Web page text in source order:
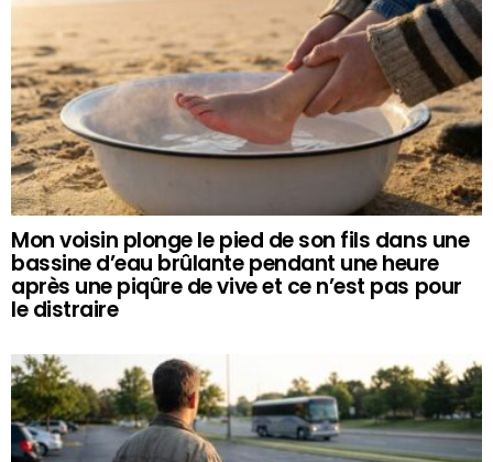
Mon voisin plonge le pied de son fils dans une
bassine d’eau brûlante pendant une heure
après une piqûre de vive et ce n’est pas pour
le distraire